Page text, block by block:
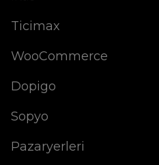
Ticimax
WooCommerce
Dopigo
Sopyo
Pazaryerleri